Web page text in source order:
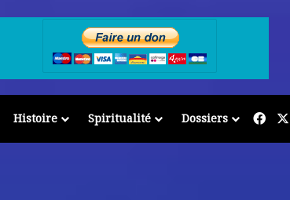
Histoire Spiritualité Dossiers